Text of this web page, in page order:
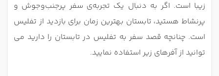
زیبا است. اگر به دنبال یک تجربه‌ی سفر پرجنب‌وجوش و
پرنشاط هستید، تابستان بهترین زمان برای بازدید از تفلیس
است. چنانچه قصد سفر به تفلیس در تابستان را دارید می
توانید از آفرهای زیر استفاده نمایید.